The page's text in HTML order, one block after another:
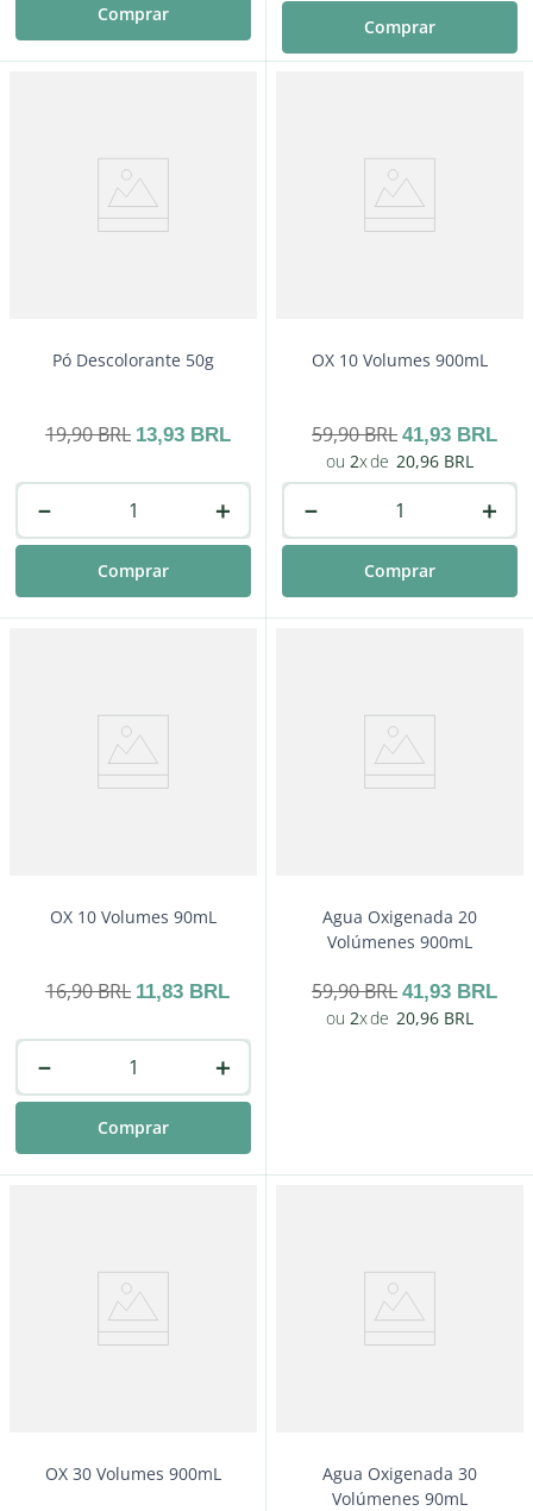
Comprar
Comprar
Pó Descolorante 50g
19,90BRL 13,93 BRL
＋
－
Comprar
OX 10 Volumes 900mL
59,90BRL 41,93 BRL
2
20,96 BRL
＋
－
Comprar
OX 10 Volumes 90mL
16,90BRL 11,83 BRL
＋
－
Comprar
Agua Oxigenada 20
Volúmenes 900mL
59,90BRL 41,93 BRL
2
20,96 BRL
Comprar
OX 30 Volumes 900mL
Agua Oxigenada 30
Volúmenes 90mL